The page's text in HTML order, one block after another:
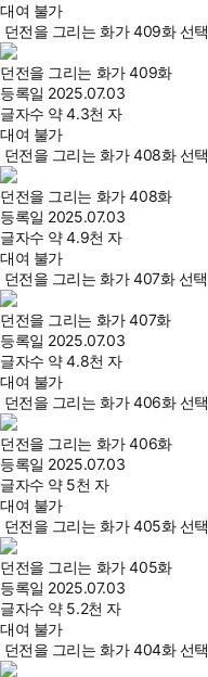
대여 불가
던전을 그리는 화가 409화 선택
던전을 그리는 화가 409화
등록일 2025.07.03
글자수 약 4.3천 자
대여 불가
던전을 그리는 화가 408화 선택
던전을 그리는 화가 408화
등록일 2025.07.03
글자수 약 4.9천 자
대여 불가
던전을 그리는 화가 407화 선택
던전을 그리는 화가 407화
등록일 2025.07.03
글자수 약 4.8천 자
대여 불가
던전을 그리는 화가 406화 선택
던전을 그리는 화가 406화
등록일 2025.07.03
글자수 약 5천 자
대여 불가
던전을 그리는 화가 405화 선택
던전을 그리는 화가 405화
등록일 2025.07.03
글자수 약 5.2천 자
대여 불가
던전을 그리는 화가 404화 선택